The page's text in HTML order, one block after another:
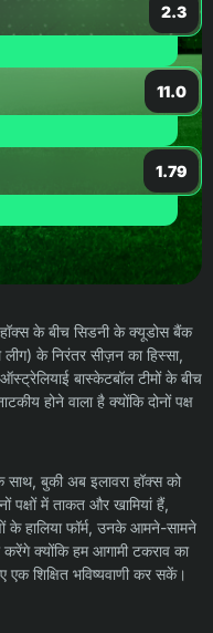
2.3
11.0
1.79
के बीच सिडनी के क्यूडोस बैंक
के निरंतर सीज़न का हिस्सा,
बास्केटबॉल टीमों के बीच
होने वाला है क्योंकि दोनों पक्ष
बुकी अब इलावरा हॉक्स को
पक्षों में ताकत और खामियां हैं,
के हालिया फॉर्म, उनके आमने-सामने
क्योंकि हम आगामी टकराव का
शिक्षित भविष्यवाणी कर सकें।